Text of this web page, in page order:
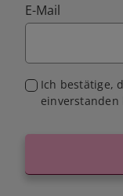
E-Mail
Ich bestätige,
einverstanden